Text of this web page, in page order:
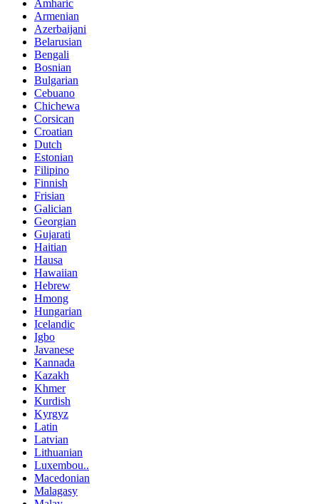
Amharic
Armenian
Azerbaijani
Belarusian
Bengali
Bosnian
Bulgarian
Cebuano
Chichewa
Corsican
Croatian
Dutch
Estonian
Filipino
Finnish
Frisian
Galician
Georgian
Gujarati
Haitian
Hausa
Hawaiian
Hebrew
Hmong
Hungarian
Icelandic
Igbo
Javanese
Kannada
Kazakh
Khmer
Kurdish
Kyrgyz
Latin
Latvian
Lithuanian
Luxembou..
Macedonian
Malagasy